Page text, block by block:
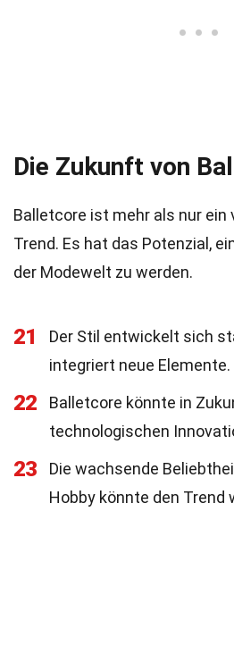
Die Zukunft von
Balletcore ist mehr als nur ein
Trend. Es hat das Potenzial,
der Modewelt zu werden.
21
Der Stil entwickelt sich
integriert neue Elemente.
22
Balletcore könnte in
technologischen
23
Die wachsende
Hobby könnte den Trend